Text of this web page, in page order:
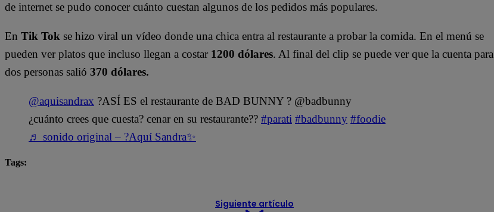
de internet se pudo conocer cuánto cuestan algunos de los pedidos más populares.
En Tik Tok se hizo viral un vídeo donde una chica entra al restaurante a probar la comida. En el menú se
pueden ver platos que incluso llegan a costar 1200 dólares. Al final del clip se puede ver que la cuenta para
dos personas salió 370 dólares.
@aquisandrax ?ASÍ ES el restaurante de BAD BUNNY ? @badbunny
¿cuánto crees que cuesta? cenar en su restaurante?? #parati #badbunny #foodie
♬ sonido original – ?Aquí Sandra✨
Tags:
Siguiente artículo